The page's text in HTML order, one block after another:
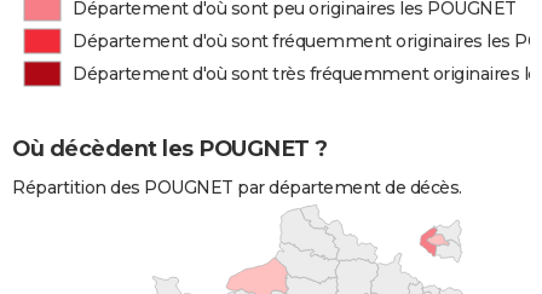
Département d'où sont peu originaires les POUGNET
Département d'où sont fréquemment originaires les
Département d'où sont très fréquemment originaires
Où décèdent les POUGNET ?
Répartition des POUGNET par département de décès.